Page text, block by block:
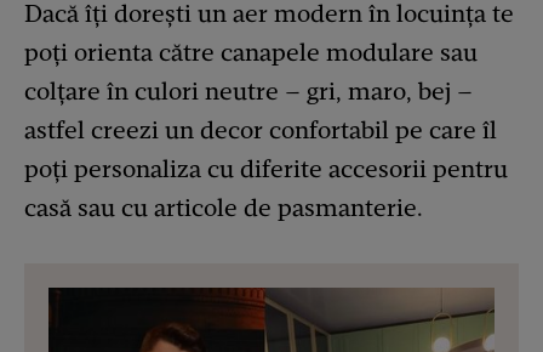
Dacă îţi doreşti un aer modern în locuinţa te
poţi orienta către canapele modulare sau
colţare în culori neutre – gri, maro, bej –
astfel creezi un decor confortabil pe care îl
poți personaliza cu diferite accesorii pentru
casă sau cu articole de pasmanterie.